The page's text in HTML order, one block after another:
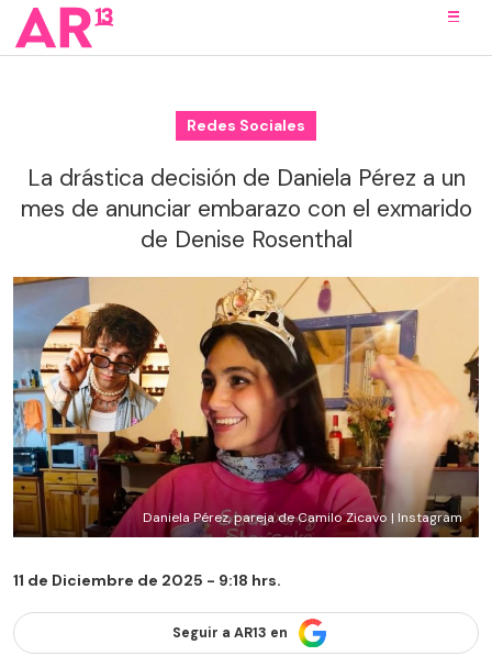
Redes Sociales
La drástica decisión de Daniela Pérez a un
mes de anunciar embarazo con el exmarido
de Denise Rosenthal
Daniela Pérez, pareja de Camilo Zicavo | Instagram
11 de Diciembre de 2025 - 9:18 hrs.
Seguir a AR13 en